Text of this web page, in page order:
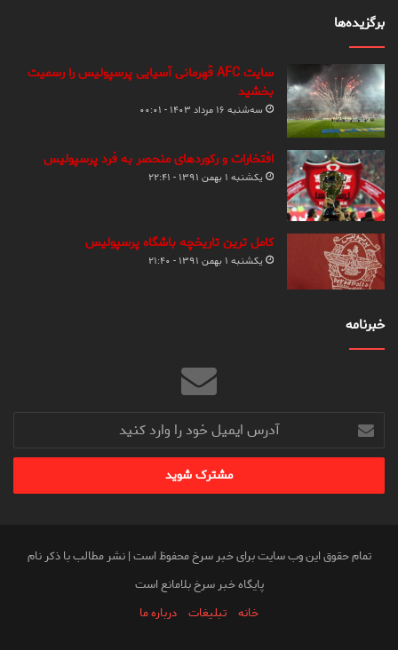
برگزیده‌ها
سایت AFC قهرمانی آسیایی پرسپولیس را رسمیت
بخشید
سه‌شنبه ۱۶ مرداد ۱۴۰۳ - ۰۰:۰۱
افتخارات و رکوردهای منحصر به فرد پرسپولیس
یکشنبه ۱ بهمن ۱۳۹۱ - ۲۲:۴۱
کامل ترین تاریخچه باشگاه پرسپولیس
یکشنبه ۱ بهمن ۱۳۹۱ - ۲۱:۴۰
خبرنامه
آدرس
ایمیل
خود
وارد
تمام حقوق این وب سایت برای خبر سرخ محفوظ است | نشر مطالب با ذکر نام
پایگاه خبر سرخ بلامانع است
خانه
تبلیغات درباره ما